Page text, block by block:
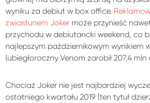
wyniku za debiut w box office.
zwiastunem Joker może przynieść
przychodu w debiutancki weekend, co
najlepszym październikowym wynikiem
(ubiegłoroczny Venom zarobił 207,4 mln
Chociaż Joker nie jest najbardziej
ostatniego kwartału 2019 (ten tytuł